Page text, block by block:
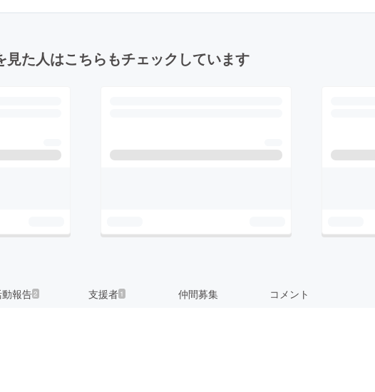
見た人はこちらもチェックしています
報告2 支援者 1 仲間募集 コメント